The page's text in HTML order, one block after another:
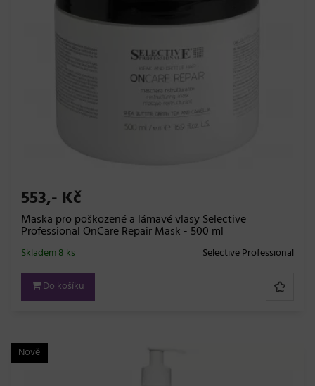
553,- Kč
Maska pro poškozené a lámavé vlasy Selective
Professional OnCare Repair Mask - 500 ml
Selective Professional
Skladem 8 ks
Do košíku
Nově